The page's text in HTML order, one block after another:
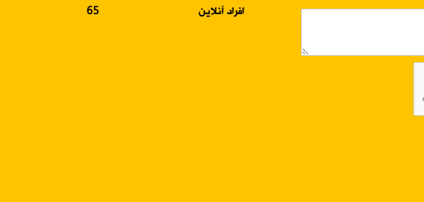
افراد آنلاین
65